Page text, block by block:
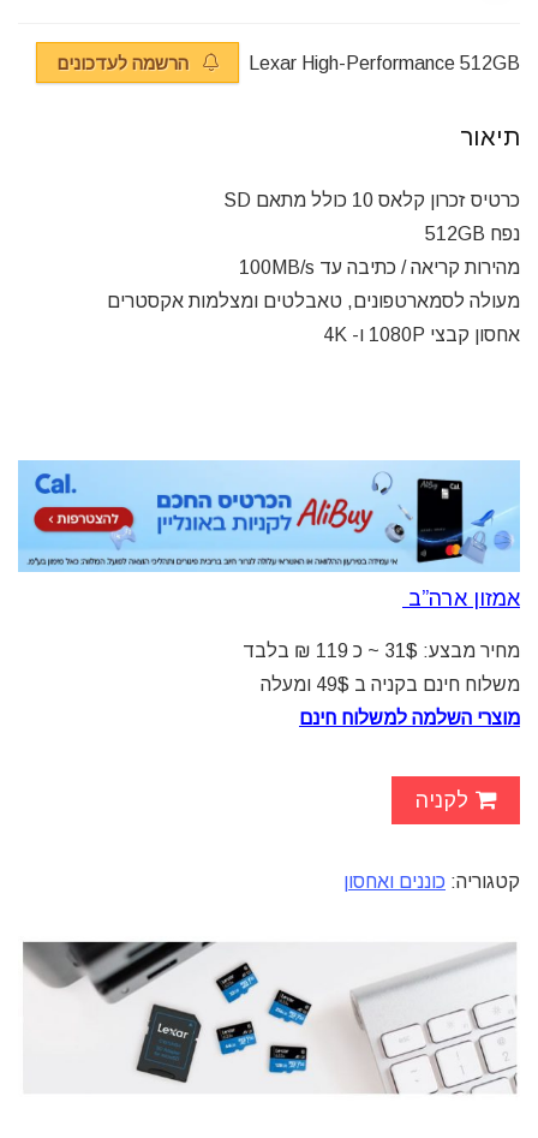
Lexar High-Performance 512GB הרשמה לעדכונים
תיאור
כרטיס זכרון קלאס 10 כולל מתאם SD
נפח 512GB
מהירות קריאה / כתיבה עד 100MB/s
מעולה לסמארטפונים, טאבלטים ומצלמות אקסטרים
אחסון קבצי 1080P ו- 4K
אמזון ארה”ב
מחיר מבצע: 31$ ~ כ 119 ₪ בלבד
משלוח חינם בקניה ב 49$ ומעלה
מוצרי השלמה למשלוח חינם
לקניה
קטגוריה: כוננים ואחסון